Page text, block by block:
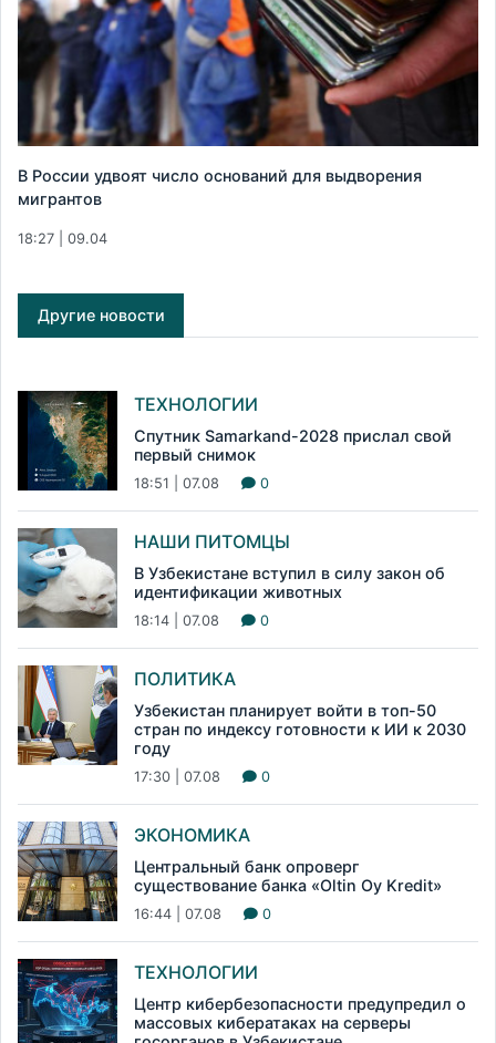
В России удвоят число оснований для выдворения
мигрантов
18:27 | 09.04
Другие новости
ТЕХНОЛОГИИ
Спутник Samarkand-2028 прислал свой
первый снимок
18:51 | 07.08 0
НАШИ ПИТОМЦЫ
В Узбекистане вступил в силу закон об
идентификации животных
18:14 | 07.08 0
ПОЛИТИКА
Узбекистан планирует войти в топ-50
стран по индексу готовности к ИИ к 2030
году
17:30 | 07.08 0
ЭКОНОМИКА
Центральный банк опроверг
существование банка «Oltin Oy Kredit»
16:44 | 07.08 0
ТЕХНОЛОГИИ
Центр кибербезопасности предупредил о
массовых кибератаках на серверы